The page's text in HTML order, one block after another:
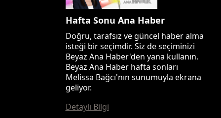
Hafta Sonu Ana Haber
Doğru, tarafsız ve güncel haber alma
isteği bir seçimdir. Siz de seçiminizi
Beyaz Ana Haber'den yana kullanın.
Beyaz Ana Haber hafta sonları
Melissa Bağcı'nın sunumuyla ekrana
geliyor.
Detaylı Bilgi